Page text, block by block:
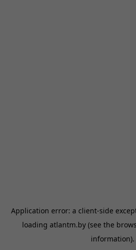
Application error: a client-side
loading atlantm.by (see the
information).